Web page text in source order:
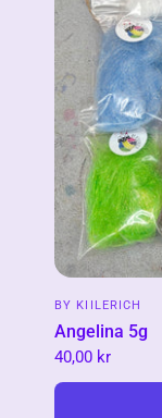
BY KIILERICH
Angelina 5g
40,00 kr